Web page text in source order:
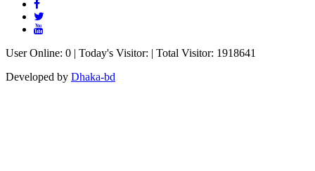
User Online: 0 | Today's Visitor: | Total Visitor: 1918641
Developed by Dhaka-bd